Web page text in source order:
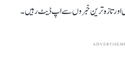
تازہ ترین خبروں سے اپ ڈیٹ رہیں۔